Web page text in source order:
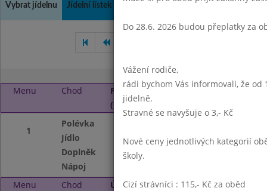
Vybrat jídelnu Jídelní lístek Kontakty a informace
Menu Chod
Pondělí 1. 12. 2025
(11:30 - 13:45)
1
Polévka
Jídlo
Bramborové
Doplněk
Nápoj
Menu
Chod Úterý 2. 12. 2025 (11:30 - 13:45)
Do 28.6. 2026 budou přeplatky za
Vážení rodiče,
rádi bychom Vás informovali, že od
jidelně.
Stravné se navyšuje o 3,- Kč
Nové ceny jednotlivých kategorií
školy.
Cizí strávníci : 115,- Kč za oběd